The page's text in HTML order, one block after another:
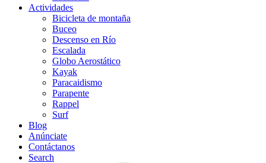
Actividades
Bicicleta de montaña
Buceo
Descenso en Río
Escalada
Globo Aerostático
Kayak
Paracaidismo
Parapente
Rappel
Surf
Blog
Anúnciate
Contáctanos
Search